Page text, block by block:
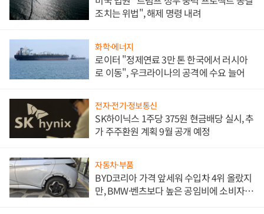
조치는 위법", 해제 명령 내려
화학·에너지
로이터 "정제연료 3만 톤 한국에서 러시아
로 이동", 우크라이나의 공격에 수요 늘어
전자·전기·정보통신
SK하이닉스 1주당 375원 현금배당 실시, 추
가 주주환원 계획 9월 공개 예정
자동차·부품
BYD코리아 가격 앞세워 수입차 4위 올랐지
만, BMW·벤츠보다 높은 공임비에 소비자